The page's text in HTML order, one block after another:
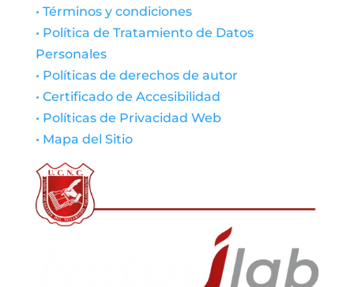
• Términos y condiciones
• Política de Tratamiento de Datos
Personales
• Políticas de derechos de autor
• Certificado de Accesibilidad
• Políticas de Privacidad Web
• Mapa del Sitio